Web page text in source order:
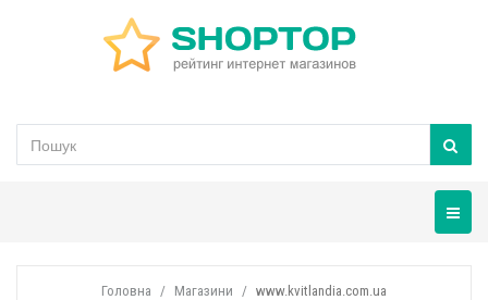
Головна Магазини www.kvitlandia.com.ua